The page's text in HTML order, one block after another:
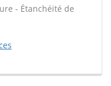
- Étanchéité de